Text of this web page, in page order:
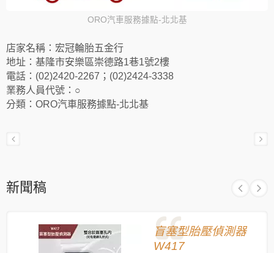
ORO汽車服務據點-北北基
店家名稱：宏冠輪胎五金行
地址：基隆市安樂區崇德路1巷1號2樓
電話：(02)2420-2267；(02)2424-3338
業務人員代號：○
分類：ORO汽車服務據點-北北基
新聞稿
盲塞型胎壓偵測器
W417